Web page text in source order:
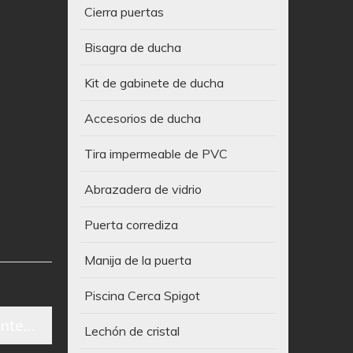
Embalaje y entrega
Cierra puertas
Bisagra de ducha
Kit de gabinete de ducha
Accesorios de ducha
Tira impermeable de PVC
Abrazadera de vidrio
Puerta corrediza
Manija de la puerta
Piscina Cerca Spigot
Lechón de cristal